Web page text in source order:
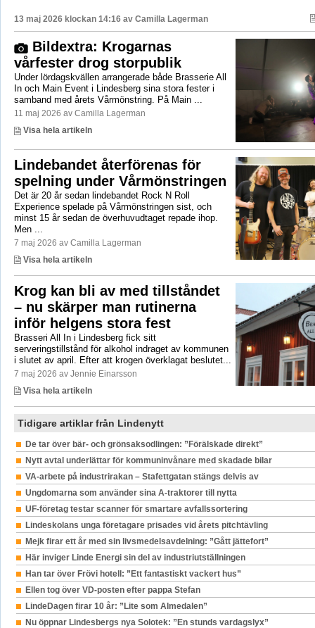
13 maj 2026 klockan 14:16 av Camilla Lagerman
Bildextra: Krogarnas
vårfester drog storpublik
Under lördagskvällen arrangerade både Brasserie All
In och Main Event i Lindesberg sina stora fester i
samband med årets Vårmönstring. På Main ...
11 maj 2026 av Camilla Lagerman
Visa hela artikeln
Lindebandet återförenas för
spelning under Vårmönstringen
Det är 20 år sedan lindebandet Rock N Roll
Experience spelade på Vårmönstringen sist, och
minst 15 år sedan de överhuvudtaget repade ihop.
Men ...
7 maj 2026 av Camilla Lagerman
Visa hela artikeln
Krog kan bli av med tillståndet
– nu skärper man rutinerna
inför helgens stora fest
Brasseri All In i Lindesberg fick sitt
serveringstillstånd för alkohol indraget av kommunen
i slutet av april. Efter att krogen överklagat beslutet...
7 maj 2026 av Jennie Einarsson
Visa hela artikeln
Tidigare artiklar från Lindenytt
De tar över bär- och grönsaksodlingen: ”Förälskade direkt”
Nytt avtal underlättar för kommuninvånare med skadade bilar
VA-arbete på industrirakan – Stafettgatan stängs delvis av
Ungdomarna som använder sina A-traktorer till nytta
UF-företag testar scanner för smartare avfallssortering
Lindeskolans unga företagare prisades vid årets pitchtävling
Mejk firar ett år med sin livsmedelsavdelning: ”Gått jättefort”
Här inviger Linde Energi sin del av industriutställningen
Han tar över Frövi hotell: ”Ett fantastiskt vackert hus”
Ellen tog över VD-posten efter pappa Stefan
LindeDagen firar 10 år: ”Lite som Almedalen”
Nu öppnar Lindesbergs nya Solotek: ”En stunds vardagslyx”